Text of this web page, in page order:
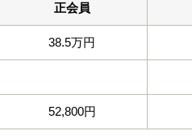
正会員
38.5万円
52,800円